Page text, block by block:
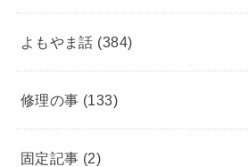
よもやま話 (384)
修理の事 (133)
固定記事 (2)